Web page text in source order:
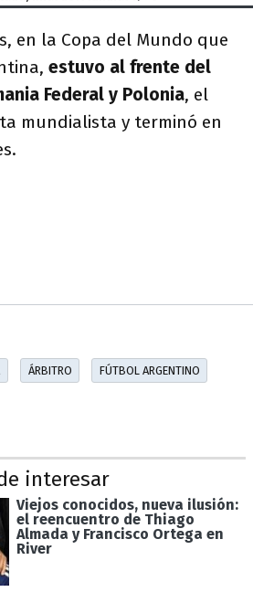
en la Copa del Mundo que
estuvo al frente del
Federal y Polonia, el
mundialista y terminó en
ÁRBITRO FÚTBOL ARGENTINO
interesar
Viejos conocidos, nueva ilusión:
el reencuentro de Thiago
Almada y Francisco Ortega en
River